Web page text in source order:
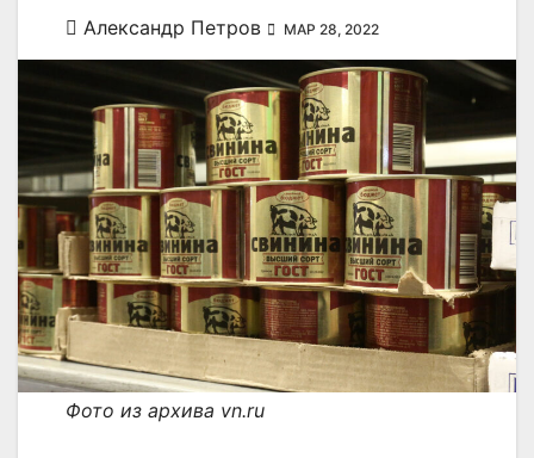
Александр Петров МАР 28, 2022
Фото из архива vn.ru